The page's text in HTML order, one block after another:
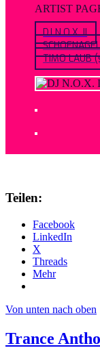
ARTIST
DJ N.O.X. II
TIMO LAUB
Teilen:
Facebook
LinkedIn
X
Threads
Mehr
Von unten nach oben
Trance